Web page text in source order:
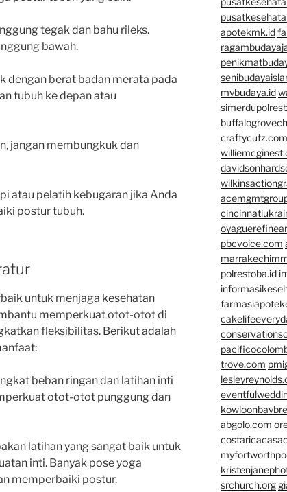
tegak dan bahu rileks.
bawah.
dengan berat badan merata pada
tubuh ke depan atau
jangan membungkuk dan
atau pelatih kebugaran jika Anda
postur tubuh.
untuk menjaga kesehatan
memperkuat otot-otot di
fleksibilitas. Berikut adalah
beban ringan dan latihan inti
otot-otot punggung dan
latihan yang sangat baik untuk
inti. Banyak pose yoga
memperbaiki postur.
apotekmk.id
mybudaya.id
craftycutz.com
pbcvoice.com
polrestoba.id
trove.com
abgolo.com
srchurch.org